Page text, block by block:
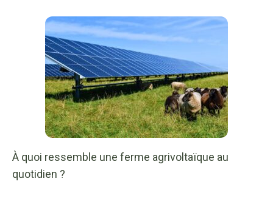
À quoi ressemble une ferme agrivoltaïque au
quotidien ?